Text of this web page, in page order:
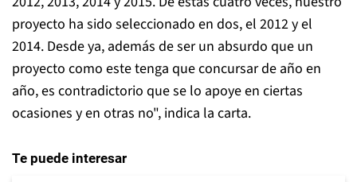
proyecto ha sido seleccionado en dos, el 2012 y el
2014. Desde ya, además de ser un absurdo que un
proyecto como este tenga que concursar de año en
año, es contradictorio que se lo apoye en ciertas
ocasiones y en otras no", indica la carta.
Te puede interesar